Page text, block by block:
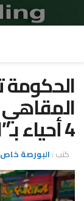
الحكومة
4 أحياء بـ”القاهرة”
كتب : البورصة خاص